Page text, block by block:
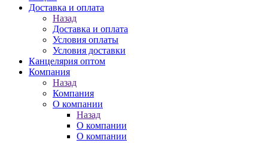
Доставка и оплата
Назад
Доставка и оплата
Условия оплаты
Условия доставки
Канцелярия оптом
Компания
Назад
Компания
О компании
Назад
О компании
О компании